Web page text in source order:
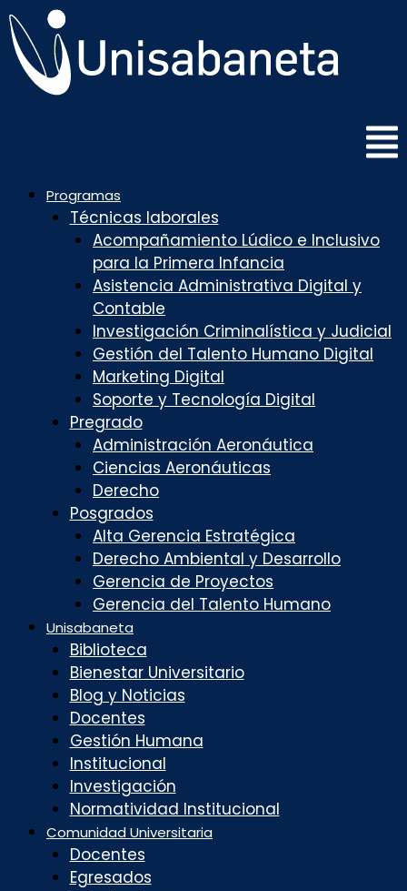
Saltar
al
contenido
Programas
Técnicas laborales
Acompañamiento Lúdico e Inclusivo
para la Primera Infancia
Asistencia Administrativa Digital y
Contable
Investigación Criminalística y Judicial
Gestión del Talento Humano Digital
Marketing Digital
Soporte y Tecnología Digital
Pregrado
Administración Aeronáutica
Ciencias Aeronáuticas
Derecho
Posgrados
Alta Gerencia Estratégica
Derecho Ambiental y Desarrollo
Gerencia de Proyectos
Gerencia del Talento Humano
Unisabaneta
Biblioteca
Bienestar Universitario
Blog y Noticias
Docentes
Gestión Humana
Institucional
Investigación
Normatividad Institucional
Comunidad Universitaria
Docentes
Egresados